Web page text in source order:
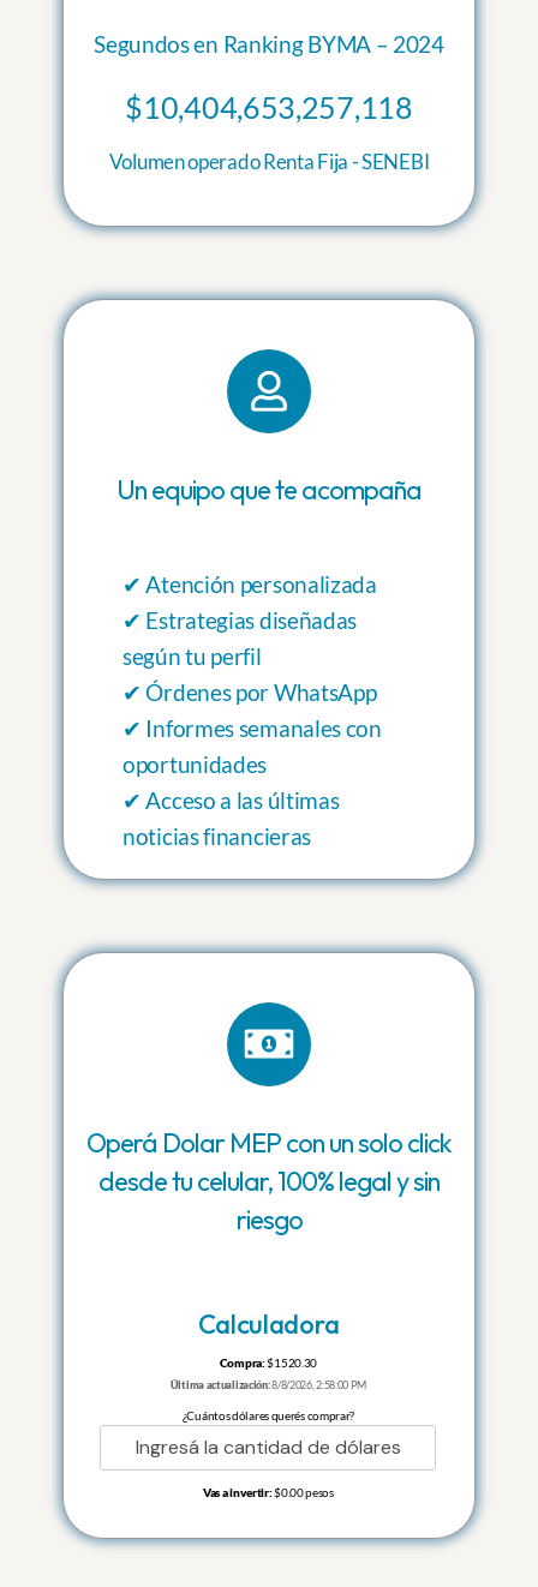
Segundos en Ranking BYMA – 2024
Volumen operado Renta Fija - SENEBI
$10,404,653,257,118
Un equipo que te acompaña
✔ Atención personalizada
✔ Estrategias diseñadas
según tu perfil
✔ Órdenes por WhatsApp
✔ Informes semanales con
oportunidades
✔ Acceso a las últimas
noticias financieras
Operá Dolar MEP con un solo click
desde tu celular, 100% legal y sin
riesgo
Calculadora
Compra:$1520.30
Última actualización:8/8/2026, 2:58:00 PM
¿Cuántos dólares querés comprar?
Vas a invertir:$0.00pesos